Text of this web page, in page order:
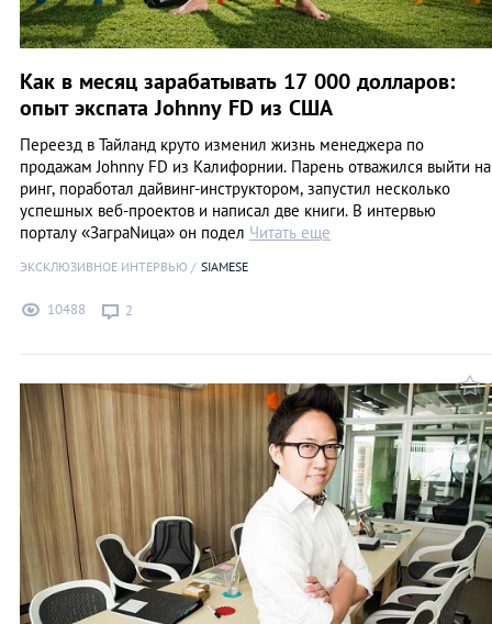
Как в месяц зарабатывать 17 000 долларов:
опыт экспата Johnny FD из США
Переезд в Тайланд круто изменил жизнь менеджера по
продажам Johnny FD из Калифорнии. Парень отважился выйти на
ринг, поработал дайвинг-инструктором, запустил несколько
успешных веб-проектов и написал две книги. В интервью
порталу «ЗаграNица» он подел Читать еще
ЭКСКЛЮЗИВНОЕ ИНТЕРВЬЮ SIAMESE
10488 2